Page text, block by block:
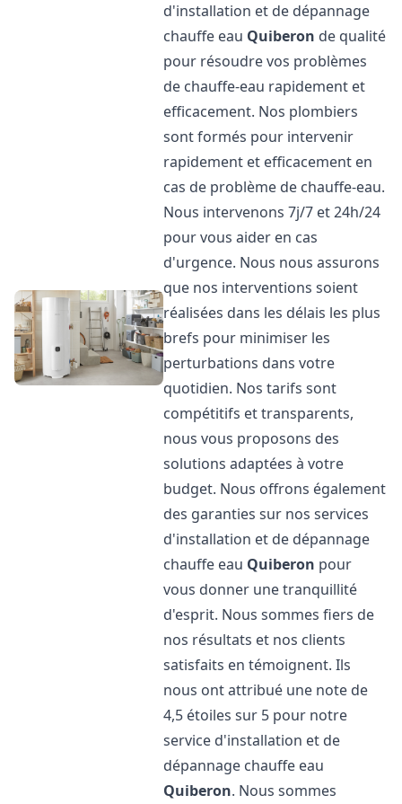
d'installation et de dépannage
chauffe eau Quiberon de qualité
pour résoudre vos problèmes
de chauffe-eau rapidement et
efficacement. Nos plombiers
sont formés pour intervenir
rapidement et efficacement en
cas de problème de chauffe-eau.
Nous intervenons 7j/7 et 24h/24
pour vous aider en cas
d'urgence. Nous nous assurons
que nos interventions soient
réalisées dans les délais les plus
brefs pour minimiser les
perturbations dans votre
quotidien. Nos tarifs sont
compétitifs et transparents,
nous vous proposons des
solutions adaptées à votre
budget. Nous offrons également
des garanties sur nos services
d'installation et de dépannage
chauffe eau Quiberon pour
vous donner une tranquillité
d'esprit. Nous sommes fiers de
nos résultats et nos clients
satisfaits en témoignent. Ils
nous ont attribué une note de
4,5 étoiles sur 5 pour notre
service d'installation et de
dépannage chauffe eau
Quiberon. Nous sommes